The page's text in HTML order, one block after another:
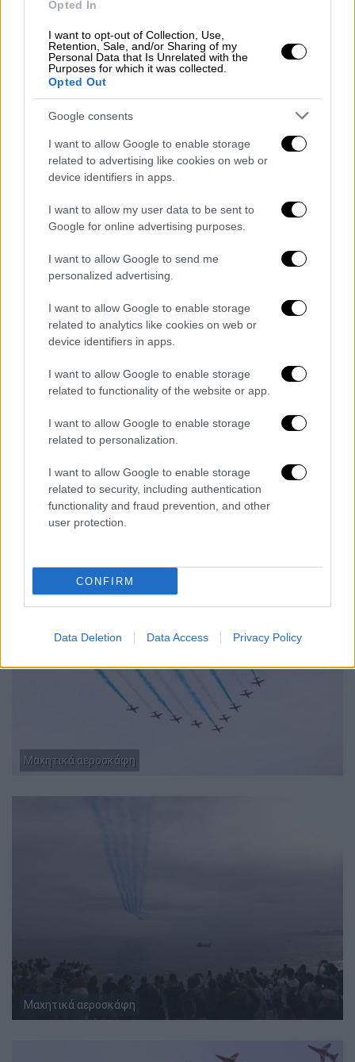
Opted In
I want to opt-out of Collection, Use,
Retention, Sale, and/or Sharing of my
Personal Data that Is Unrelated with the
Purposes for which it was collected.
Opted Out
Google consents
I want to allow Google to enable storage
related to advertising like cookies on web or
device identifiers in apps.
I want to allow my user data to be sent to
Google for online advertising purposes.
I want to allow Google to send me
personalized advertising.
I want to allow Google to enable storage
related to analytics like cookies on web or
device identifiers in apps.
I want to allow Google to enable storage
related to functionality of the website or app.
I want to allow Google to enable storage
related to personalization.
I want to allow Google to enable storage
related to security, including authentication
functionality and fraud prevention, and other
user protection.
CONFIRM
Data Deletion Data Access Privacy Policy
Λεωφ. Ποσειδώνος, στο τμήμα μεταξύ των
οδών Αγίου Αλεξάνδρου και Νηρέως (ύψος
στάσης Τραμ «Φλοίσβος»), ρεύμα
κυκλοφορίας προς Γλυφάδα.
Μαχητικά αεροσκάφη
Η ΕΛ.ΑΣ. παρακαλεί τους οδηγούς για την
καλύτερη εξυπηρέτησή τους και αποφυγή
πρόσθετων κυκλοφοριακών προβλημάτων,
να αποφύγουν τη διέλευση και στάθμευση
των οχημάτων τους στην περιοχή κατά το
χρονικό αυτό διάστημα και να ακολουθούν τα
σήματα και τις υποδείξεις των ρυθμιστών
τροχονόμων.
Μαχητικά αεροσκάφη
Μαχητικά αεροσκάφη